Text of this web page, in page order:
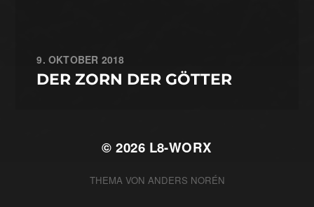
9. OKTOBER 2018
DER ZORN DER GÖTTER
© 2026 L8-WORX
THEMA VON ANDERS NORÉN